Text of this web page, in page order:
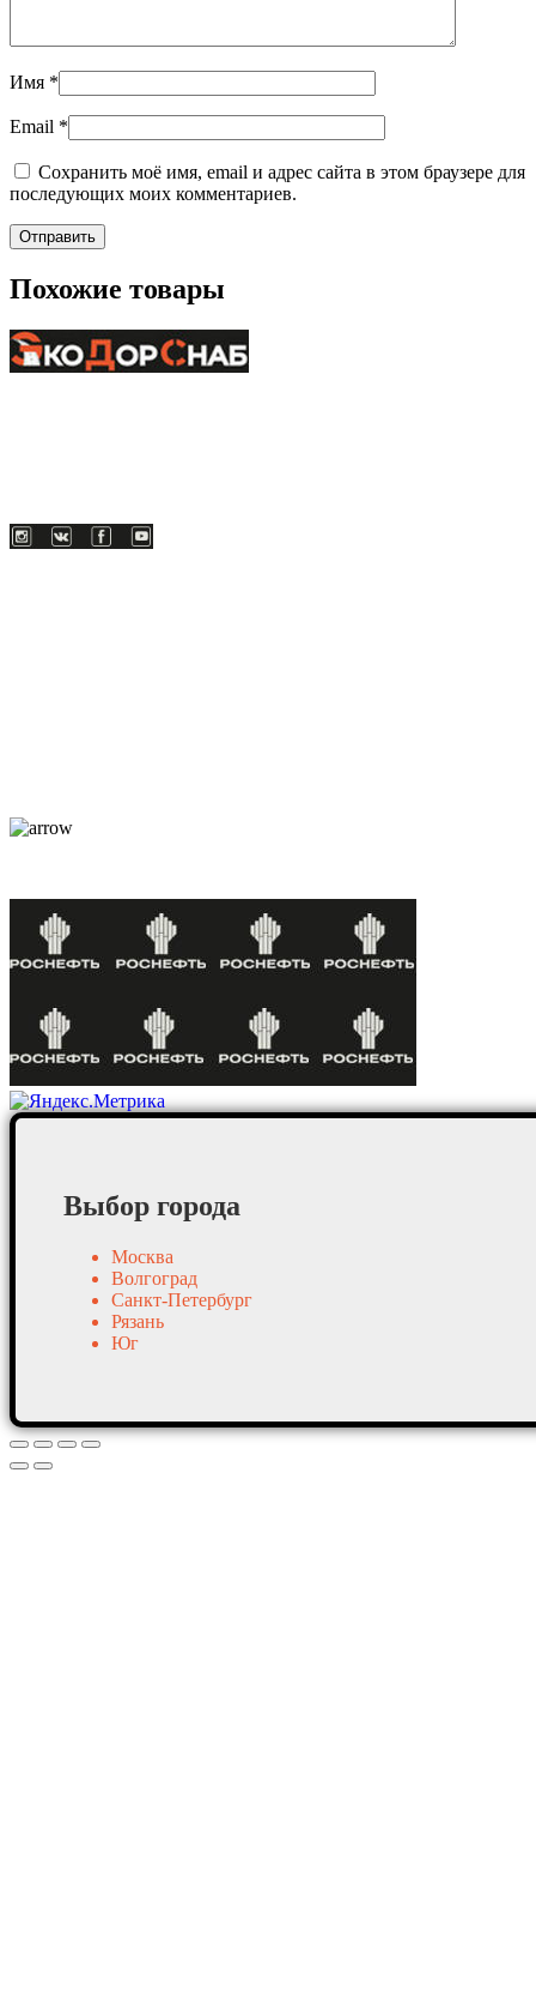
Имя *
Email *
Сохранить моё имя, email и адрес сайта в этом браузере для
последующих моих комментариев.
Похожие товары
Выбор города
Москва
Волгоград
Санкт-Петербург
Рязань
Юг